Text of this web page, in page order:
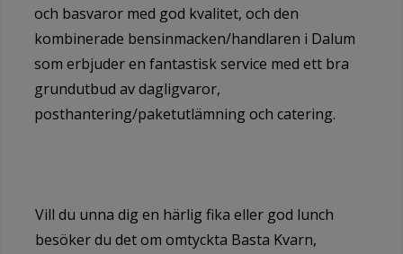
och basvaror med god kvalitet, och den
kombinerade bensinmacken/handlaren i Dalum
som erbjuder en fantastisk service med ett bra
grundutbud av dagligvaror,
posthantering/paketutlämning och catering.
Vill du unna dig en härlig fika eller god lunch
besöker du det om omtyckta Basta Kvarn,